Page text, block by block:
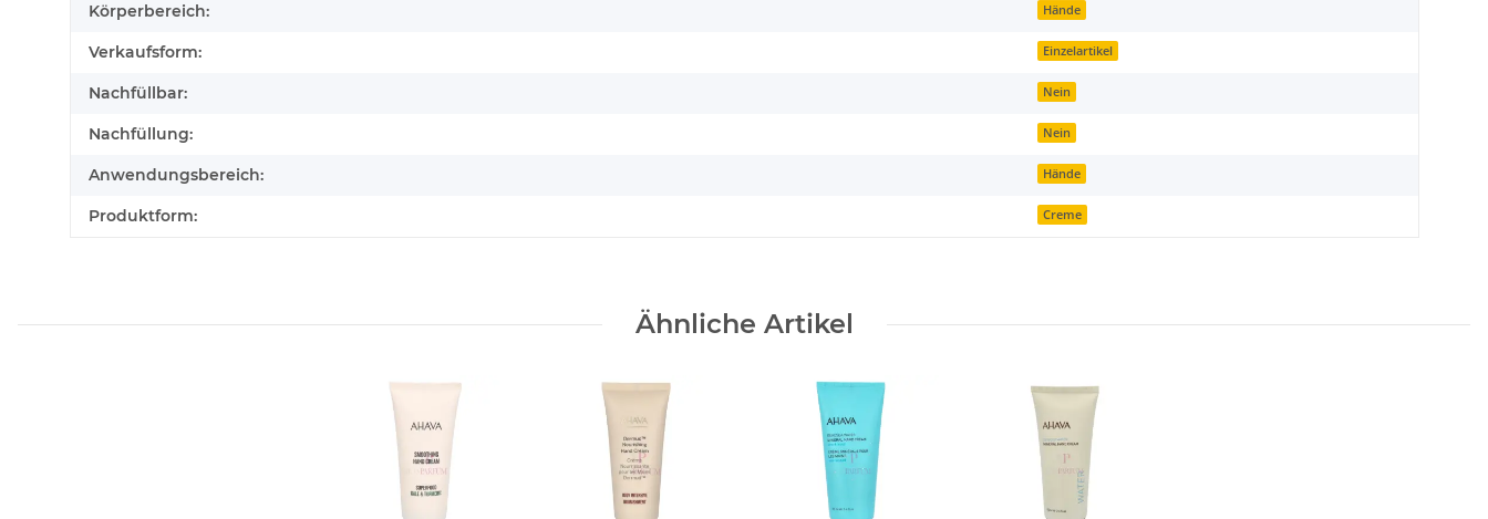
Körperbereich: Hände
Verkaufsform: Einzelartikel
Nachfüllbar: Nein
Nachfüllung: Nein
Anwendungsbereich: Hände
Produktform: Creme
Ähnliche Artikel